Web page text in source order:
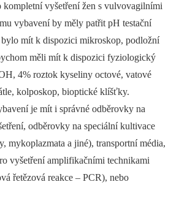
kompletní vyšetření žen s vulvovagilními
vybavení by měly patřit pH testační
mít k dispozici mikroskop, podložní
měli mít k dispozici fyziologický
4% roztok kyseliny octové, vatové
kolposkop, bioptické klíšťky.
je mít i správné odběrovky na
odběrovky na speciální kultivace
mykoplazmata a jiné), transportní média,
vyšetření amplifikačními technikami
řetězová reakce –⁠ PCR), nebo